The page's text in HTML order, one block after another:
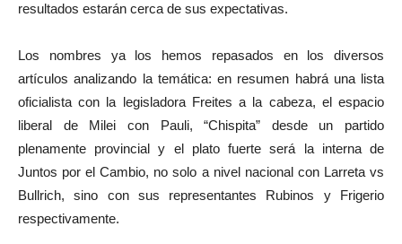
resultados estarán cerca de sus expectativas.
Los nombres ya los hemos repasados en los diversos
artículos analizando la temática: en resumen habrá una lista
oficialista con la legisladora Freites a la cabeza, el espacio
liberal de Milei con Pauli, “Chispita” desde un partido
plenamente provincial y el plato fuerte será la interna de
Juntos por el Cambio, no solo a nivel nacional con Larreta vs
Bullrich, sino con sus representantes Rubinos y Frigerio
respectivamente.